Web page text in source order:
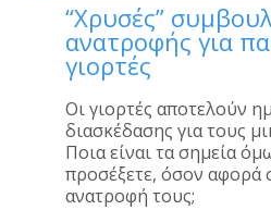
“Χρυσές”
ανατροφής για
γιορτές
Οι γιορτές αποτελούν
διασκέδασης για τους
Ποια είναι τα σημεία
προσέξετε, όσον αφορά
ανατροφή τους;